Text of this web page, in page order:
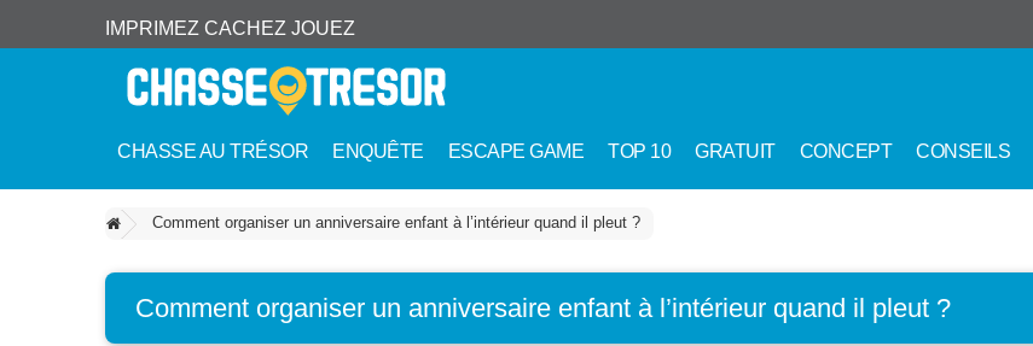
IMPRIMEZ CACHEZ JOUEZ
CHASSE AU TRÉSOR ENQUÊTE ESCAPE GAME TOP 10 GRATUIT CONCEPT CONSEILS
Comment organiser un anniversaire enfant à l’intérieur quand il pleut ?
Comment organiser un anniversaire enfant à l’intérieur quand il pleut ?